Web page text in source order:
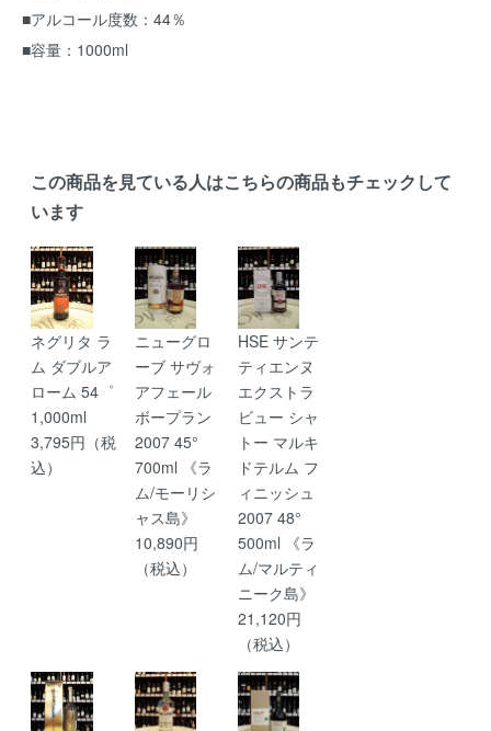
■アルコール度数：44％
■容量：1000ml
この商品を見ている人はこちらの商品もチェックして
います
ネグリタ ラ
ム ダブルア
ローム 54゜
1,000ml
3,795円（税
込）
ニューグロ
ーブ サヴォ
アフェール
ボープラン
2007 45°
700ml 《ラ
ム/モーリシ
ャス島》
10,890円
（税込）
HSE サンテ
ティエンヌ
エクストラ
ビュー シャ
トー マルキ
ドテルム フ
ィニッシュ
2007 48°
500ml 《ラ
ム/マルティ
ニーク島》
21,120円
（税込）